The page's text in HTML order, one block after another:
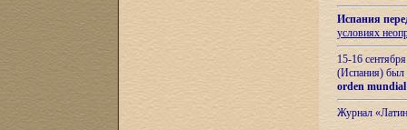
Испания
условиях
15-16
(Испания) был
orden
Журнал